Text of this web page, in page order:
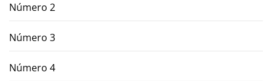
Número 2
Número 3
Número 4